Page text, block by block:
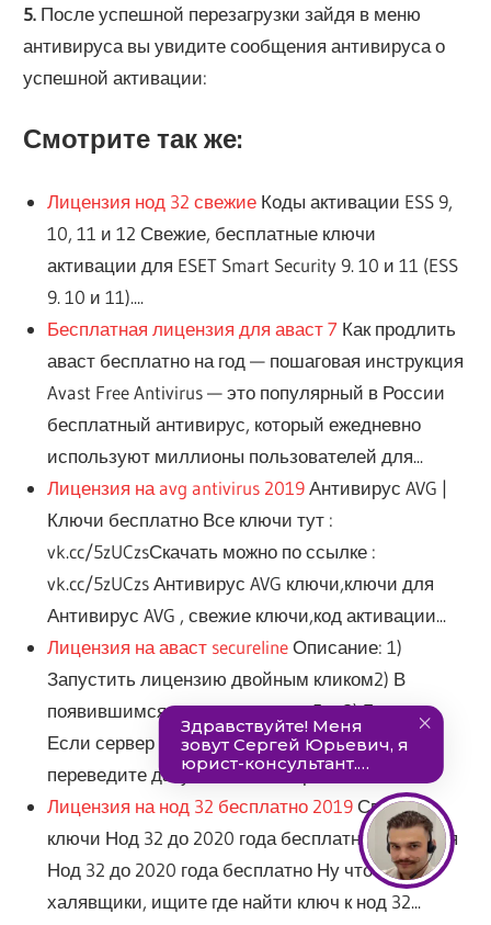
5. После успешной перезагрузки зайдя в меню
антивируса вы увидите сообщения антивируса о
успешной активации:
Смотрите так же:
Лицензия нод 32 свежиеКоды активации ESS 9,
10, 11 и 12 Свежие, бесплатные ключи
активации для ESET Smart Security 9. 10 и 11 (ESS
9. 10 и 11)....
Бесплатная лицензия для аваст 7 Как продлить
аваст бесплатно на год — пошаговая инструкция
Avast Free Antivirus — это популярный в России
бесплатный антивирус, который ежедневно
используют миллионы пользователей для...
Лицензия на avg antivirus 2019Антивирус AVG |
Ключи бесплатно Все ключи тут :
vk.cc/5zUCzsСкачать можно по ссылке :
vk.cc/5zUCzs Антивирус AVG ключи,ключи для
Антивирус AVG , свежие ключи,код активации...
Лицензия на аваст securelineОписание: 1)
Запустить лицензию двойным кликом2) В
появившимся окошке нажать «Да»3) Готово.
Если сервер не принял файл лицензии, то
переведите дату на компьютере на 1...
Лицензия на нод 32 бесплатно 2019Свежие
ключи Нод 32 до 2020 года бесплатно Лицензия
Нод 32 до 2020 года бесплатно Ну что
халявщики, ищите где найти ключ к нод 32...